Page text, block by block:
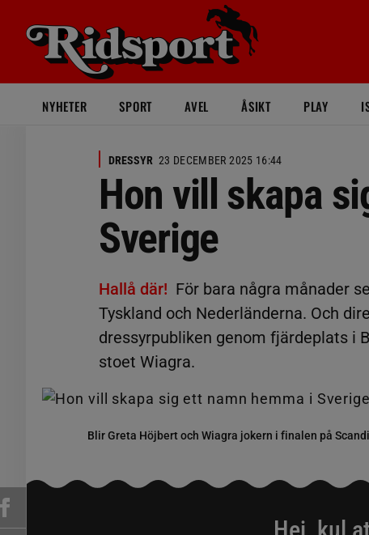
NYHETER SPORT AVEL ÅSIKT PLAY
DRESSYR 23 DECEMBER 2025 16:44
Hon vill skapa
Sverige
Hallå där! För bara några månader
Tyskland och Nederländerna. Och
dressyrpubliken genom fjärdeplats i
stoet Wiagra.
Blir Greta Höjbert och Wiagra jokern i finalen på